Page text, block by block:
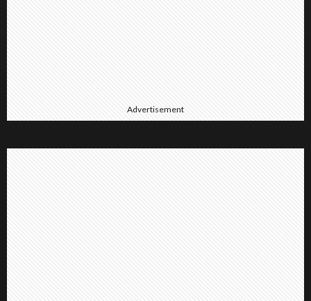
Advertisement